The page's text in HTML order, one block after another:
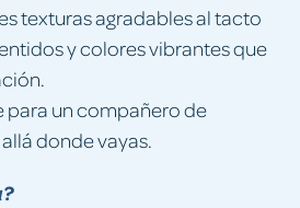
texturas agradables al tacto
y colores vibrantes que
para un compañero de
donde vayas.